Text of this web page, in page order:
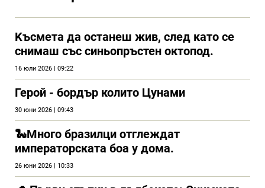
Kъсмета да останеш жив, след като се
снимаш със синьопръстен октопод.
16 юли 2026 | 09:22
Герой - бордър колито Цунами
30 юни 2026 | 09:43
🐍Много бразилци отглеждат
императорската боа у дома.
26 юни 2026 | 10:33